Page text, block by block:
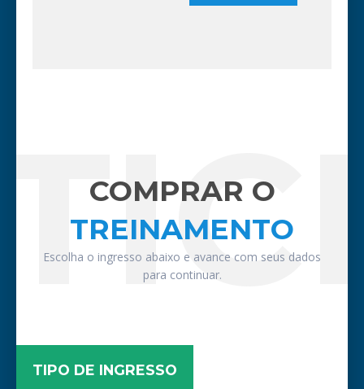
COMPRAR O
TREINAMENTO
Escolha o ingresso abaixo e avance com seus dados
para continuar.
TIPO DE INGRESSO